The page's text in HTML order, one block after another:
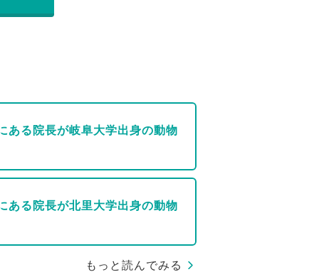
ある院長が岐阜大学出身の動物
ある院長が北里大学出身の動物
もっと読んでみる